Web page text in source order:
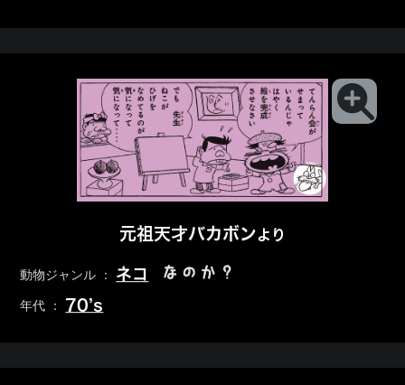
元祖天才バカボンより
動物ジャンル ： ネコ なのか？
年代 ： 70’s